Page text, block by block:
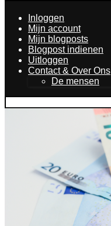
Inloggen
Mijn account
Mijn blogposts
Blogpost indienen
Uitloggen
Contact & Over Ons
De mensen